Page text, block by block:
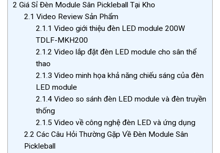
2 Giá Sỉ Đèn Module Sân Pickleball Tại Kho
2.1 Video Review Sản Phẩm
2.1.1 Video giới thiệu đèn LED module 200W
TDLF-MKH200
2.1.2 Video lắp đặt đèn LED module cho sân thể
thao
2.1.3 Video minh họa khả năng chiếu sáng của đèn
LED module
2.1.4Video so sánh đèn LED module và đèn truyền
thống
2.1.5 Video về công nghệ đèn LED và ứng dụng
2.2 Các Câu Hỏi Thường Gặp Về Đèn Module Sân
Pickleball